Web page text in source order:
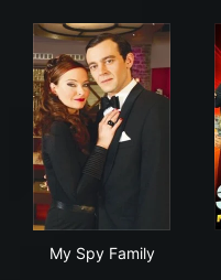
My Spy Family